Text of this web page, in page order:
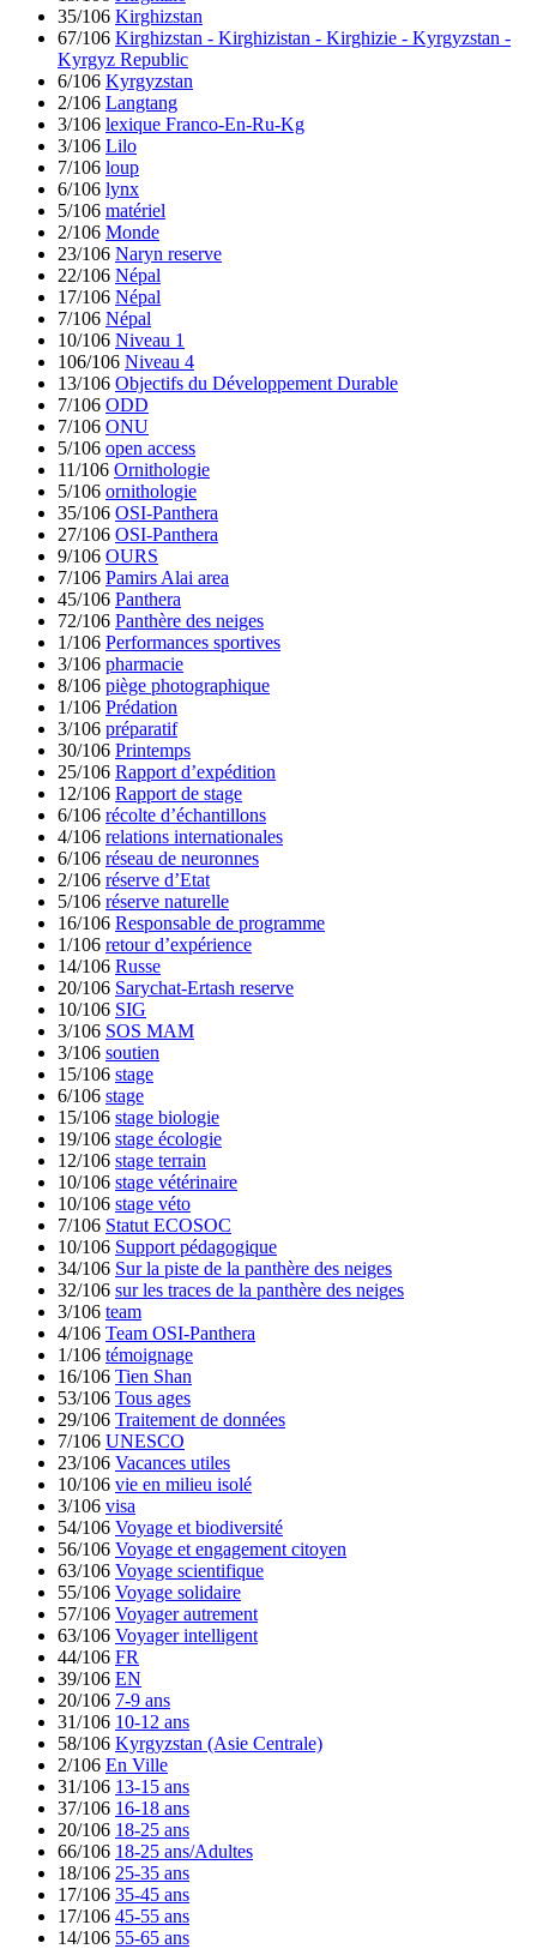
35/106 Kirghizstan
67/106 Kirghizstan - Kirghizistan - Kirghizie - Kyrgyzstan -
Kyrgyz Republic
6/106 Kyrgyzstan
2/106 Langtang
3/106 lexique Franco-En-Ru-Kg
3/106 Lilo
7/106 loup
6/106 lynx
5/106 matériel
2/106 Monde
23/106 Naryn reserve
22/106 Népal
17/106 Népal
7/106 Népal
10/106 Niveau 1
106/106 Niveau 4
13/106 Objectifs du Développement Durable
7/106 ODD
7/106 ONU
5/106 open access
11/106 Ornithologie
5/106 ornithologie
35/106 OSI-Panthera
27/106 OSI-Panthera
9/106 OURS
7/106 Pamirs Alai area
45/106 Panthera
72/106 Panthère des neiges
1/106 Performances sportives
3/106 pharmacie
8/106 piège photographique
1/106 Prédation
3/106 préparatif
30/106 Printemps
25/106 Rapport d’expédition
12/106 Rapport de stage
6/106 récolte d’échantillons
4/106 relations internationales
6/106 réseau de neuronnes
2/106 réserve d’Etat
5/106 réserve naturelle
16/106 Responsable de programme
1/106 retour d’expérience
14/106 Russe
20/106 Sarychat-Ertash reserve
10/106 SIG
3/106 SOS MAM
3/106 soutien
15/106 stage
6/106 stage
15/106 stage biologie
19/106 stage écologie
12/106 stage terrain
10/106 stage vétérinaire
10/106 stage véto
7/106 Statut ECOSOC
10/106 Support pédagogique
34/106 Sur la piste de la panthère des neiges
32/106 sur les traces de la panthère des neiges
3/106 team
4/106 Team OSI-Panthera
1/106 témoignage
16/106 Tien Shan
53/106 Tous ages
29/106 Traitement de données
7/106 UNESCO
23/106 Vacances utiles
10/106 vie en milieu isolé
3/106 visa
54/106 Voyage et biodiversité
56/106 Voyage et engagement citoyen
63/106 Voyage scientifique
55/106 Voyage solidaire
57/106 Voyager autrement
63/106 Voyager intelligent
44/106 FR
39/106 EN
20/106 7-9 ans
31/106 10-12 ans
58/106 Kyrgyzstan (Asie Centrale)
2/106 En Ville
31/106 13-15 ans
37/106 16-18 ans
20/106 18-25 ans
66/106 18-25 ans/Adultes
18/106 25-35 ans
17/106 35-45 ans
17/106 45-55 ans
14/106 55-65 ans